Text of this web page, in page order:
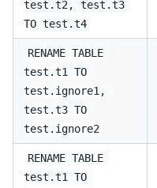
test.t2, test.t3
TO test.t4
RENAME TABLE
test.t1 TO
test.ignore1,
test.t3 TO
test.ignore2
RENAME TABLE
test.t1 TO